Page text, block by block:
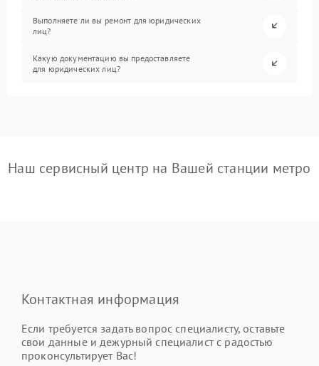
Выполняете ли вы ремонт для юридических
лиц?
Какую документацию вы предоставляете
для юридических лиц?
Наш сервисный центр на Вашей станции метро
Контактная информация
Если требуется задать вопрос специалисту, оставьте
свои данные и дежурный специалист с радостью
проконсультирует Вас!